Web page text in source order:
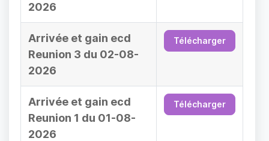
2026
Arrivée et gain ecd
Reunion 3 du 02-08-
2026
Télécharger
Arrivée et gain ecd
Reunion 1 du 01-08-
2026
Télécharger